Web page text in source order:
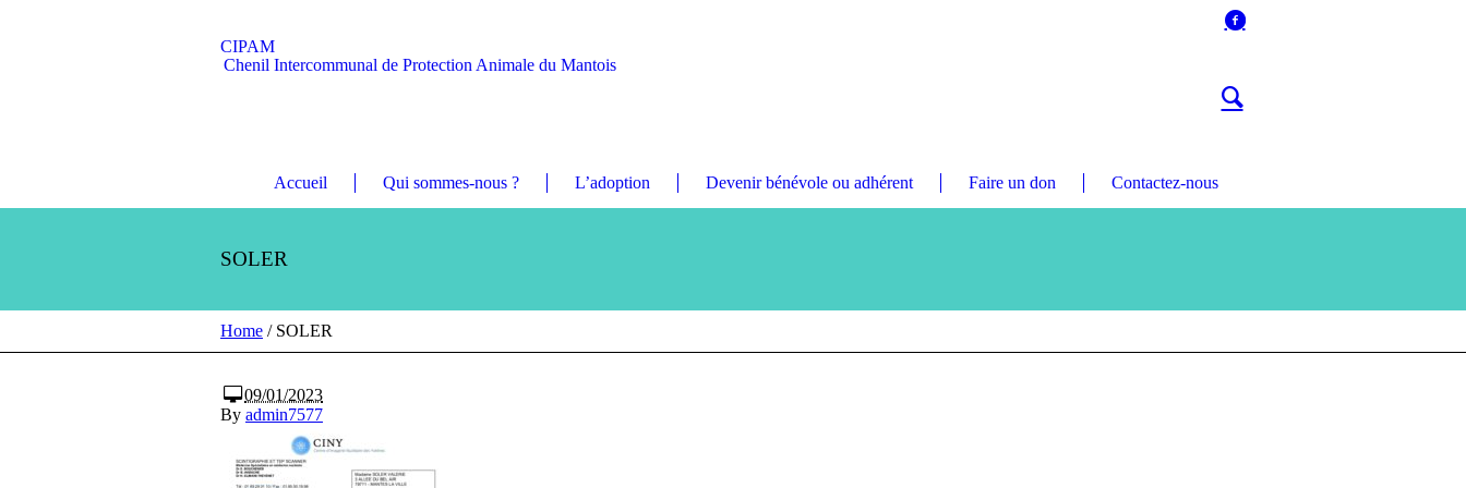
CIPAM
Chenil Intercommunal de Protection Animale du Mantois
Accueil Qui sommes-nous ? L’adoption Devenir bénévole ou adhérent Faire un don Contactez-nous
SOLER
Home / SOLER
09/01/2023
By admin7577